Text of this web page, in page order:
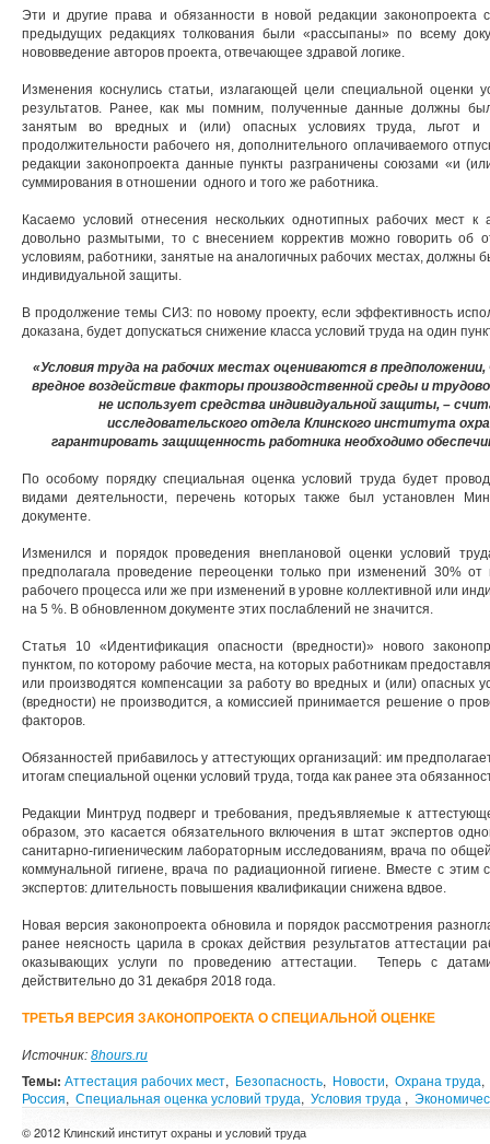
Эти и другие права и обязанности в новой редакции законопроекта
предыдущих редакциях толкования были «рассыпаны» по всему
нововведение авторов проекта, отвечающее здравой логике.
Изменения коснулись статьи, излагающей цели специальной оценки
результатов. Ранее, как мы помним, полученные данные должны
занятым во вредных и (или) опасных условиях труда, льгот и
продолжительности рабочего ня, дополнительного оплачиваемого
редакции законопроекта данные пункты разграничены союзами «и
суммирования в отношении одного и того же работника.
Касаемо условий отнесения нескольких однотипных рабочих мест
довольно размытыми, то с внесением корректив можно говорить об
условиям, работники, занятые на аналогичных рабочих местах, должны
индивидуальной защиты.
В продолжение темы СИЗ: по новому проекту, если эффективность
доказана, будет допускаться снижение класса условий труда на один
«Условия труда на рабочих местах оцениваются в
вредное воздействие факторы производственной среды и
не использует средства индивидуальной защиты, –
исследовательского отдела Клинского института
гарантировать защищенность работника необходимо
По особому порядку специальная оценка условий труда будет
видами деятельности, перечень которых также был установлен
документе.
Изменился и порядок проведения внеплановой оценки условий
предполагала проведение переоценки только при изменений 30% от
рабочего процесса или же при изменений в уровне коллективной или
на 5 %. В обновленном документе этих послаблений не значится.
Статья 10 «Идентификация опасности (вредности)» нового
пунктом, по которому рабочие места, на которых работникам
или производятся компенсации за работу во вредных и (или) опасных
(вредности) не производится, а комиссией принимается решение о
факторов.
Обязанностей прибавилось у аттестующих организаций: им
итогам специальной оценки условий труда, тогда как ранее эта
Редакции Минтруд подверг и требования, предъявляемые к
образом, это касается обязательного включения в штат экспертов
санитарно-гигиеническим лабораторным исследованиям, врача по
коммунальной гигиене, врача по радиационной гигиене. Вместе с этим
экспертов: длительность повышения квалификации снижена вдвое.
Новая версия законопроекта обновила и порядок рассмотрения
ранее неясность царила в сроках действия результатов аттестации
оказывающих услуги по проведению аттестации. Теперь с
действительно до 31 декабря 2018 года.
ТРЕТЬЯ ВЕРСИЯ ЗАКОНОПРОЕКТА О СПЕЦИАЛЬНОЙ ОЦЕНКЕ
Источник: 8hours.ru
Темы: Аттестация рабочих мест, Безопасность, Новости, Охрана труда,
Россия, Специальная оценка условий труда, Условия труда ,
© 2012 Клинский институт охраны и условий труда